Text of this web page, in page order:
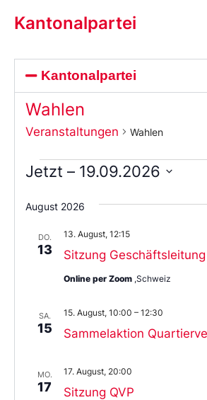
Kantonalpartei
Kantonalpartei
Wahlen
Veranstaltungen Wahlen
Jetzt – 19.09.2026
Sie
das
aus.
August 2026
DO.
13 Sitzung Geschäftsleitung
13. August, 12:15
Online per Zoom ,Schweiz
SA.
15 Sammelaktion
15. August, 10:00 – 12:30
MO.
17 Sitzung QVP
17. August, 20:00